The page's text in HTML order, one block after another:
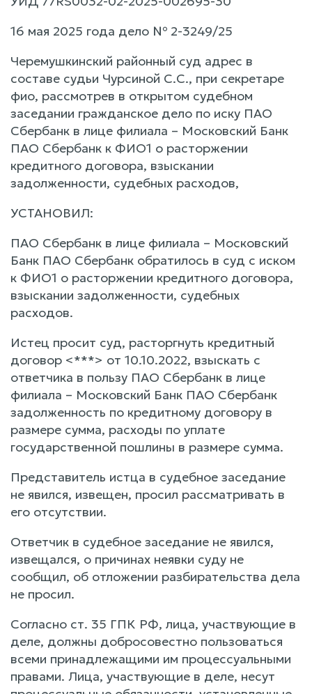
16 мая 2025 года дело № 2-3249/25
Черемушкинский районный суд адрес в
составе судьи Чурсиной С.С., при секретаре
фио, рассмотрев в открытом судебном
заседании гражданское дело по иску ПАО
Сбербанк в лице филиала – Московский Банк
ПАО Сбербанк к ФИО1 о расторжении
кредитного договора, взыскании
задолженности, судебных расходов,
УСТАНОВИЛ:
ПАО Сбербанк в лице филиала – Московский
Банк ПАО Сбербанк обратилось в суд с иском
к ФИО1 о расторжении кредитного договора,
взыскании задолженности, судебных
расходов.
Истец просит суд, расторгнуть кредитный
договор <***> от 10.10.2022, взыскать с
ответчика в пользу ПАО Сбербанк в лице
филиала – Московский Банк ПАО Сбербанк
задолженность по кредитному договору в
размере сумма, расходы по уплате
государственной пошлины в размере сумма.
Представитель истца в судебное заседание
не явился, извещен, просил рассматривать в
его отсутствии.
Ответчик в судебное заседание не явился,
извещался, о причинах неявки суду не
сообщил, об отложении разбирательства дела
не просил.
Согласно ст. 35 ГПК РФ, лица, участвующие в
деле, должны добросовестно пользоваться
всеми принадлежащими им процессуальными
правами. Лица, участвующие в деле, несут